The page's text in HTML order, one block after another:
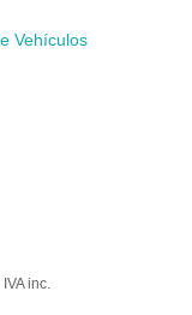
Vehículos
IVA inc.